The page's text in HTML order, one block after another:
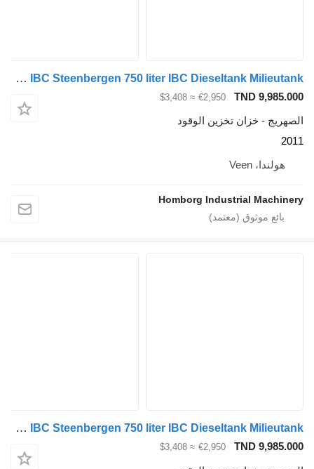
Kiwa IBC Steenbergen 750 liter IBC Dieseltank Milieutank
TND
€2,950
≈ $3,408
تخزين الوقود
Homborg Industrial
Kiwa IBC Steenbergen 750 liter IBC Dieseltank Milieutank
TND
€2,950
≈ $3,408